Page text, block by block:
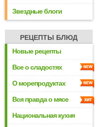
Звездные блоги
РЕЦЕПТЫ БЛЮД
Новые рецепты
Все о сладостях
О морепродуктах
Вся правда о мясе
Национальная кухня